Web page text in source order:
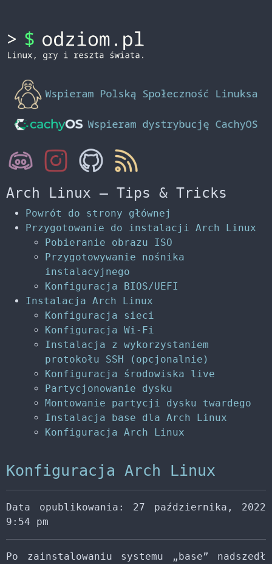
Arch Linux – Tips & Tricks
Powrót do strony głównej
Przygotowanie do instalacji Arch Linux
Pobieranie obrazu ISO
Przygotowywanie nośnika
instalacyjnego
Konfiguracja BIOS/UEFI
Instalacja Arch Linux
Konfiguracja sieci
Konfiguracja Wi-Fi
Instalacja z wykorzystaniem
protokołu SSH (opcjonalnie)
Konfiguracja środowiska live
Partycjonowanie dysku
Montowanie partycji dysku twardego
Instalacja base dla Arch Linux
Konfiguracja Arch Linux
Konfiguracja Arch Linux
Data opublikowania: 27 października, 2022
9:54 pm
Po zainstalowaniu systemu „base” nadszedł